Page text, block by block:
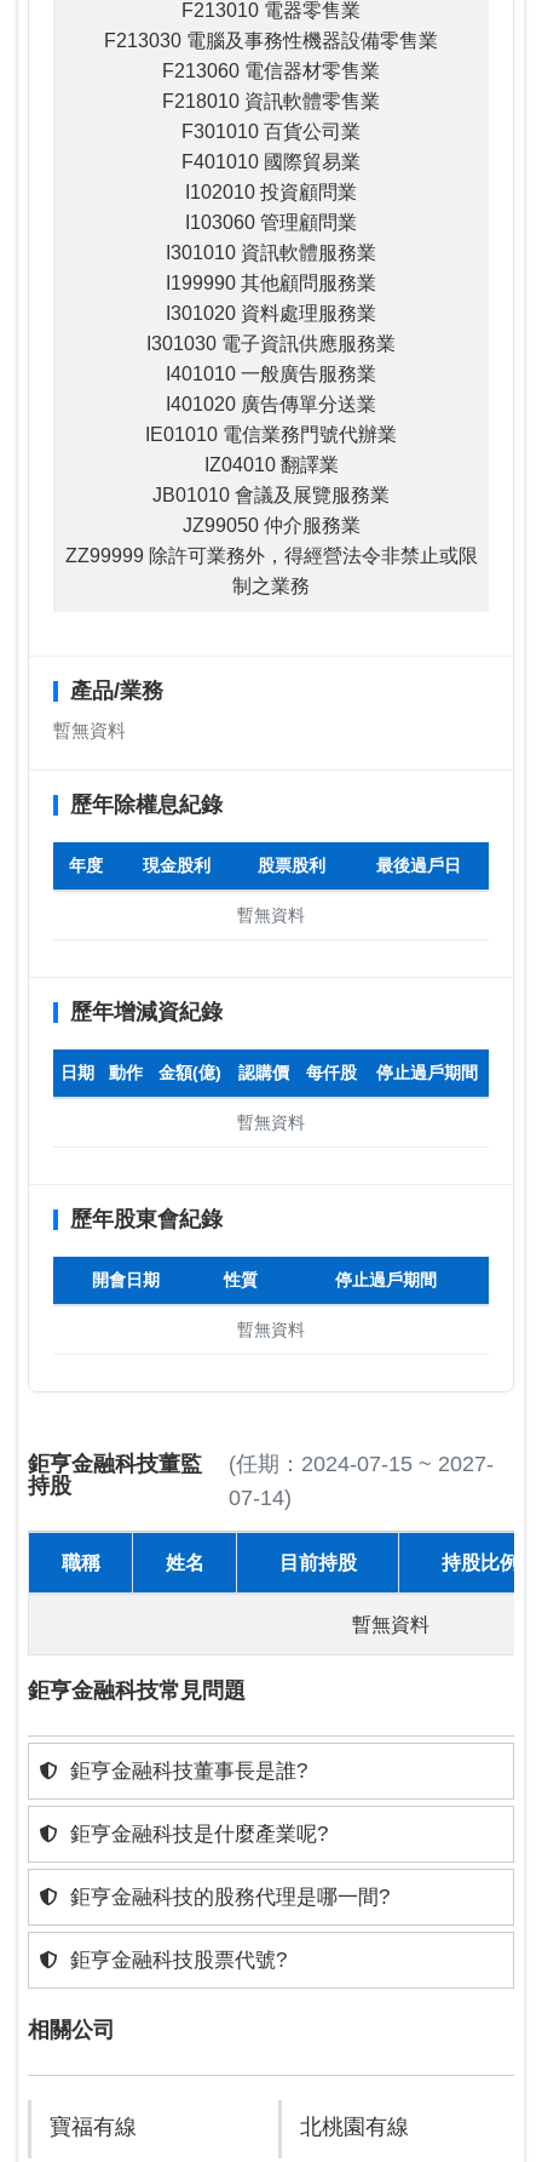
F213010 電器零售業
F213030 電腦及事務性機器設備零售業
F213060 電信器材零售業
F218010 資訊軟體零售業
F301010 百貨公司業
F401010 國際貿易業
I102010 投資顧問業
I103060 管理顧問業
I301010 資訊軟體服務業
I199990 其他顧問服務業
I301020 資料處理服務業
I301030 電子資訊供應服務業
I401010 一般廣告服務業
I401020 廣告傳單分送業
IE01010 電信業務門號代辦業
IZ04010 翻譯業
JB01010 會議及展覽服務業
JZ99050 仲介服務業
ZZ99999 除許可業務外，得經營法令非禁止或限
制之業務
產品/業務
暫無資料
歷年除權息紀錄
年度 現金股利 股票股利 最後過戶日
暫無資料
歷年增減資紀錄
日期 動作 金額(億) 認購價 每仟股 停止過戶期間
暫無資料
歷年股東會紀錄
開會日期 性質 停止過戶期間
暫無資料
鉅亨金融科技董監
持股
(任期：2024-07-15 ~ 2027-
07-14)
職稱 姓名 目前持股 持股比例
暫無資料
鉅亨金融科技常見問題
鉅亨金融科技董事長是誰?
鉅亨金融科技是什麼產業呢?
鉅亨金融科技的股務代理是哪一間?
鉅亨金融科技股票代號?
相關公司
寶福有線 北桃園有線